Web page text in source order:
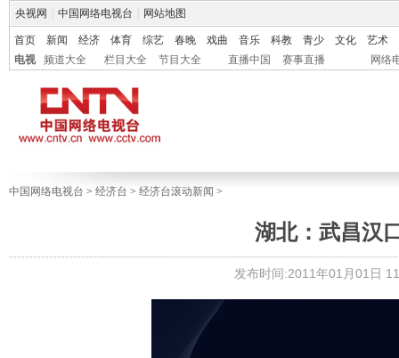
央视网 中国网络电视台 网站地图
首页 新闻 经济 体育 综艺 春晚 戏曲 音乐 科教 青少 文化
艺术
电视
频道大全 栏目大全 节目大全 直播中国 赛事直播 网络
中国网络电视台 > 经济台 > 经济台滚动新闻 >
湖北：武昌汉
发布时间:2011年01月01日